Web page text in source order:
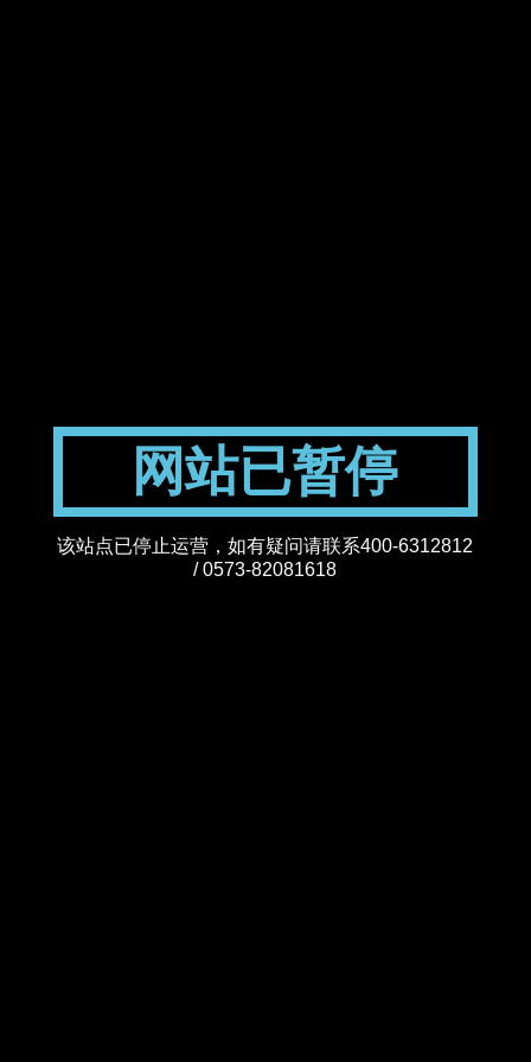
网站已暂停
该站点已停止运营，如有疑问请联系400-6312812
/ 0573-82081618